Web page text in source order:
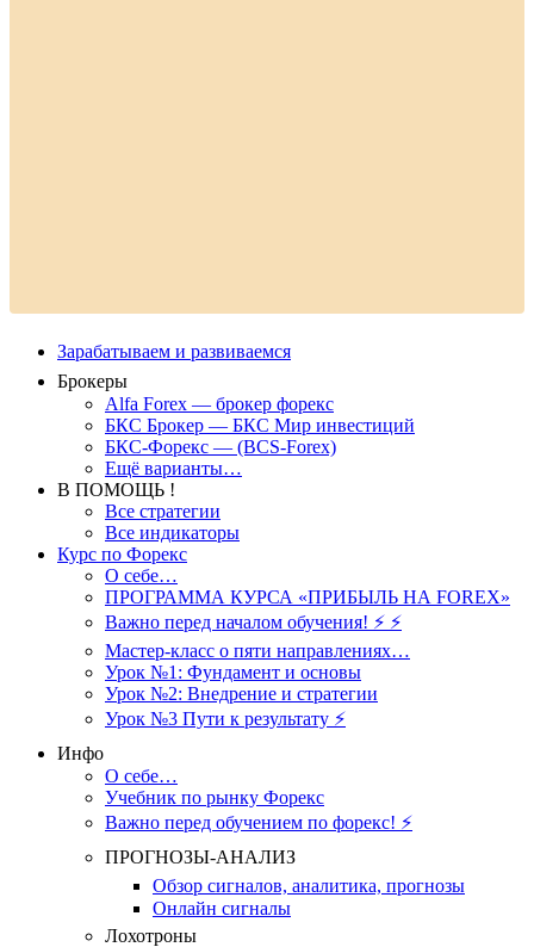
Зарабатываем и развиваемся
Брокеры
Alfa Forex — брокер форекс
БКС Брокер — БКС Мир инвестиций
БКС-Форекс — (BCS-Forex)
Ещё варианты…
В ПОМОЩЬ !
Все стратегии
Все индикаторы
Курс по Форекс
О себе…
ПРОГРАММА КУРСА «ПРИБЫЛЬ НА FOREX»
Важно перед началом обучения! ⚡ ⚡
Мастер-класс о пяти направлениях…
Урок №1: Фундамент и основы
Урок №2: Внедрение и стратегии
Урок №3 Пути к результату ⚡️
Инфо
О себе…
Учебник по рынку Форекс
Важно перед обучением по форекс! ⚡
ПРОГНОЗЫ-АНАЛИЗ
Обзор сигналов, аналитика, прогнозы
Онлайн сигналы
Лохотроны